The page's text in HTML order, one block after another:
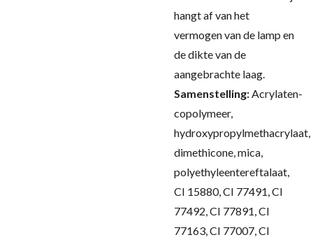
hangt af van het
vermogen van de lamp en
de dikte van de
aangebrachte laag.
Samenstelling:Acrylaten-
copolymeer,
hydroxypropylmethacrylaat,
dimethicone, mica,
polyethyleentereftalaat,
CI 15880, CI 77491, CI
77492, CI 77891, CI
77163, CI 77007, CI